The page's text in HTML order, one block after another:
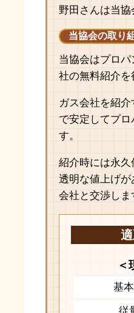
野田さんは当協
当協会の取り
当協会はプロ
社の無料紹介を
ガス会社を紹
で安定してプ
す。
紹介時には永
透明な値上げ
会社と交渉しま
＜
基